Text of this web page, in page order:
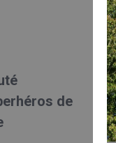
de